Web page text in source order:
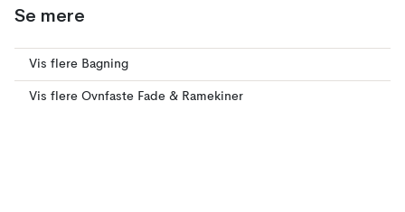
Se mere
Vis flere Bagning
Vis flere Ovnfaste Fade & Ramekiner